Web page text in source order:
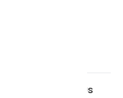
XL Cyan 5000s